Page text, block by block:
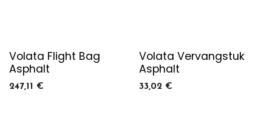
Volata Flight Bag
Asphalt
247,11 €
Volata Vervangstuk
Asphalt
33,02€